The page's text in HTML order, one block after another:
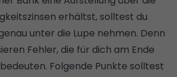
erhältst, solltest du
unter die Lupe nehmen. Denn
Fehler, die für dich am Ende
Folgende Punkte solltest